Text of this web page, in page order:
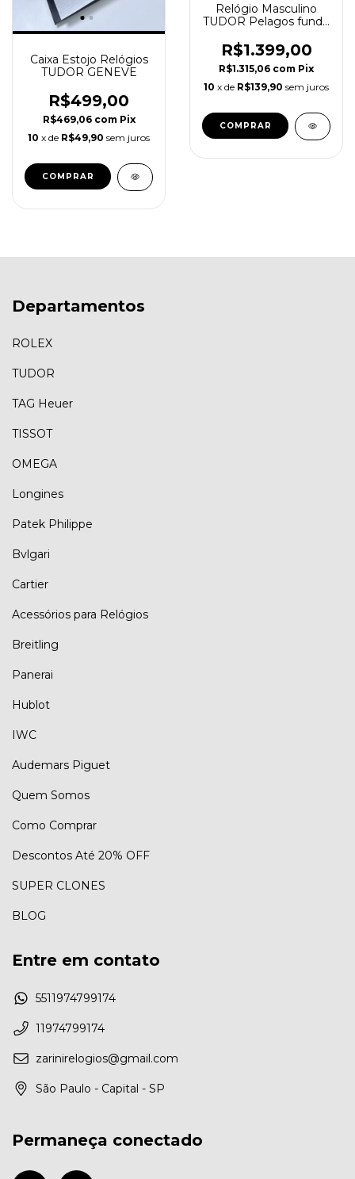
Caixa Estojo Relógios
TUDOR GENEVE
R$499,00
R$469,06 com Pix
10 x de R$49,90 sem juros
Relógio Masculino
TUDOR Pelagos fundo
R$1.399,00
R$1.315,06 com Pix
10 x de R$139,90 sem juros
Departamentos
ROLEX
TUDOR
TAG Heuer
TISSOT
OMEGA
Longines
Patek Philippe
Bvlgari
Cartier
Acessórios para Relógios
Breitling
Panerai
Hublot
IWC
Audemars Piguet
Quem Somos
Como Comprar
Descontos Até 20% OFF
SUPER CLONES
BLOG
Entre em contato
5511974799174
11974799174
zarinirelogios@gmail.com
São Paulo - Capital - SP
Permaneça conectado